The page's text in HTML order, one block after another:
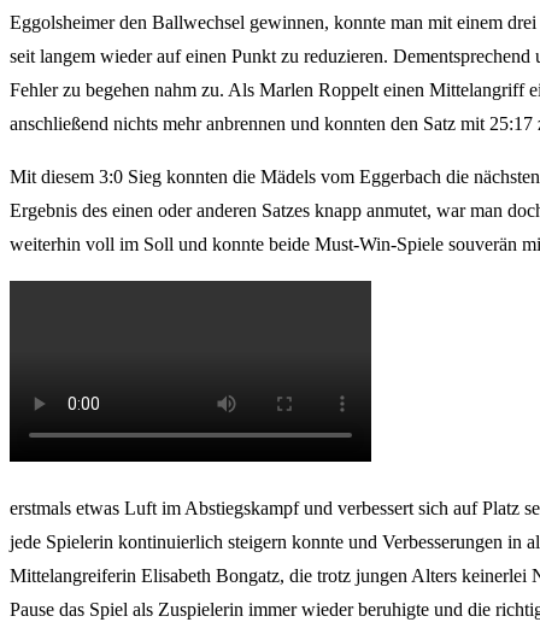
Eggolsheimer den Ballwechsel gewinnen, konnte man mit einem
seit langem wieder auf einen Punkt zu reduzieren.
Fehler zu begehen nahm zu. Als Marlen Roppelt einen Mittelangriff
anschließend nichts mehr anbrennen und konnten den Satz mit
Mit diesem 3:0 Sieg konnten die Mädels vom Eggerbach die
Ergebnis des einen oder anderen Satzes knapp anmutet, war man
weiterhin voll im Soll und konnte beide Must-Win-Spiele souverän
erstmals etwas Luft im Abstiegskampf und verbessert sich auf Platz
jede Spielerin kontinuierlich steigern konnte und Verbesserungen in
Mittelangreiferin Elisabeth Bongatz, die trotz jungen Alters keinerlei
Pause das Spiel als Zuspielerin immer wieder beruhigte und die